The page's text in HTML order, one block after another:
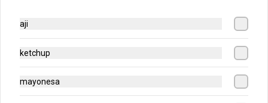
S/ 24.95
(AMA) Salchimix con Papa
aji
ketchup
mayonesa